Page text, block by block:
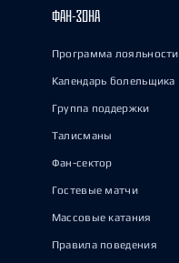
ФАН-ЗОНА
Программа лояльности
Календарь болельщика
Группа поддержки
Талисманы
Фан-сектор
Гостевые матчи
Массовые катания
Правила поведения